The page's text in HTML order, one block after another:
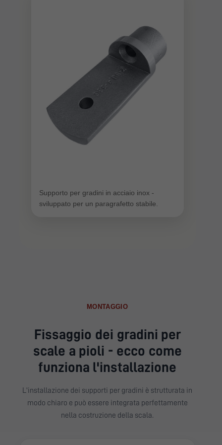
Supporto per gradini in acciaio inox -
sviluppato per un paragrafetto stabile.
MONTAGGIO
Fissaggio dei gradini per
scale a pioli - ecco come
funziona l'installazione
L'installazione dei supporti per gradini è strutturata in
modo chiaro e può essere integrata perfettamente
nella costruzione della scala.